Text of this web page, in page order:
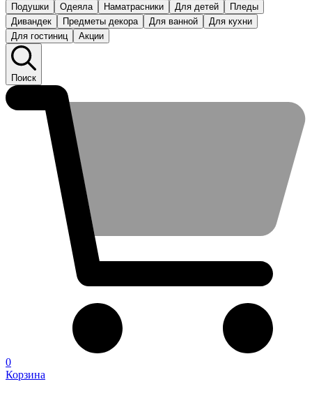
Подушки
Одеяла Наматрасники Для детей
Пледы
Дивандек
Предметы декора Для ванной
Для кухни
Для гостиниц
Акции
Поиск
0
Корзина